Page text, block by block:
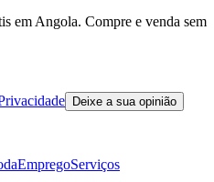
em Angola. Compre e venda sem
Deixe a sua opinião
EmpregoServiços